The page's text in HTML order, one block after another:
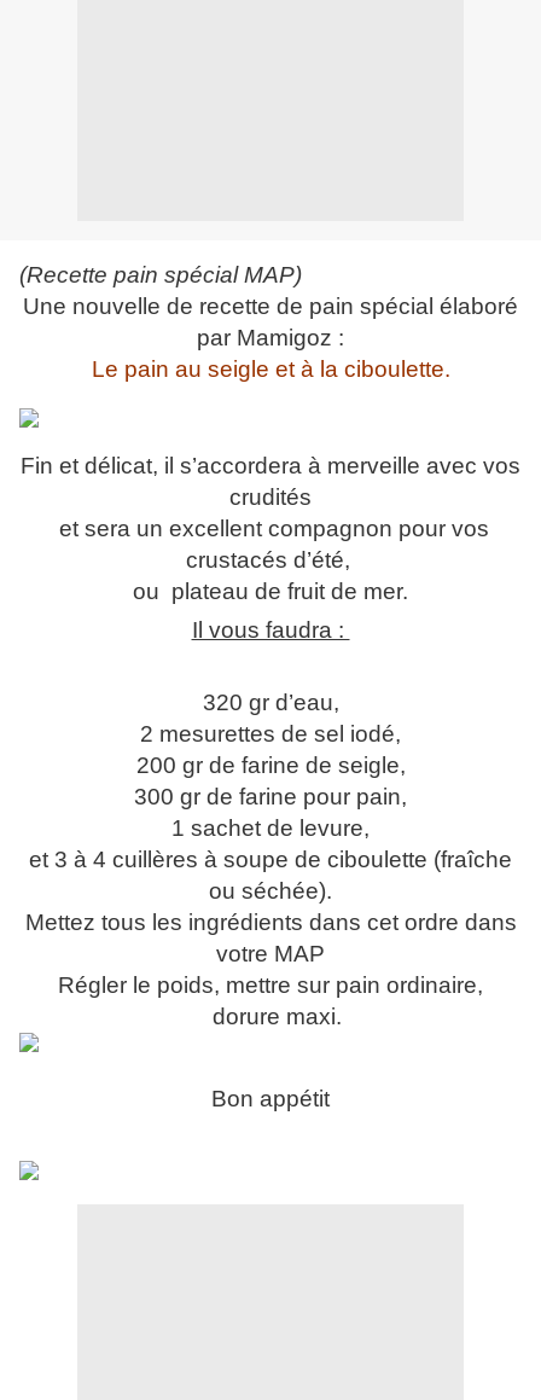
(Recette pain spécial MAP)
Une nouvelle de recette de pain spécial élaboré
par Mamigoz :
Le pain au seigle et à la ciboulette.
Fin et délicat, il s’accordera à merveille avec vos
crudités
et sera un excellent compagnon pour vos
crustacés d’été,
ou plateau de fruit de mer.
Il vous faudra :
320 gr d’eau,
2 mesurettes de sel iodé,
200 gr de farine de seigle,
300 gr de farine pour pain,
1 sachet de levure,
et 3 à 4 cuillères à soupe de ciboulette (fraîche
ou séchée).
Mettez tous les ingrédients dans cet ordre dans
votre MAP
Régler le poids, mettre sur pain ordinaire,
dorure maxi.
Bon appétit